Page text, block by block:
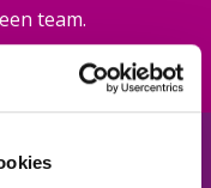
team.